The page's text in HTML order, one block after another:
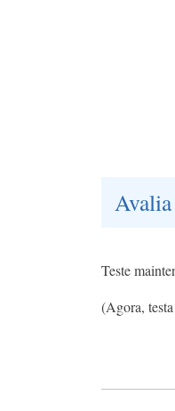
Avalia
Teste
(Agora,